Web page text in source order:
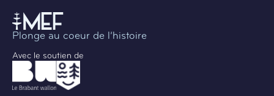
Plonge au coeur de l’histoire
Avec le soutien de